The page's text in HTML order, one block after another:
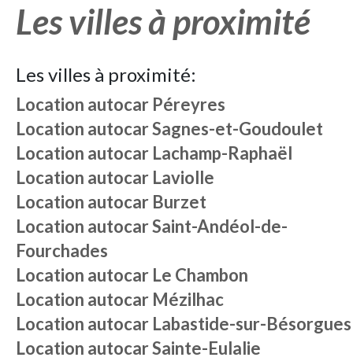
Les villes à proximité
Les villes à proximité:
Location autocar Péreyres
Location autocarSagnes-et-Goudoulet
Location autocar Lachamp-Raphaël
Location autocar Laviolle
Location autocar Burzet
Location autocarSaint-Andéol-de-
Fourchades
Location autocar Le Chambon
Location autocar Mézilhac
Location autocar Labastide-sur-Bésorgues
Location autocarSainte-Eulalie